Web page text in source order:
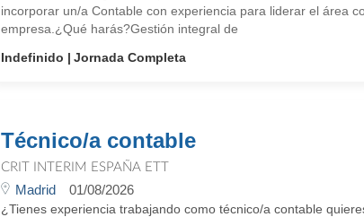
incorporar un/a Contable con experiencia para liderar el área
empresa.¿Qué harás?Gestión integral de
Indefinido
Jornada Completa
Técnico/a contable
CRIT INTERIM ESPAÑA ETT
Madrid 01/08/2026
¿Tienes experiencia trabajando como técnico/a contable